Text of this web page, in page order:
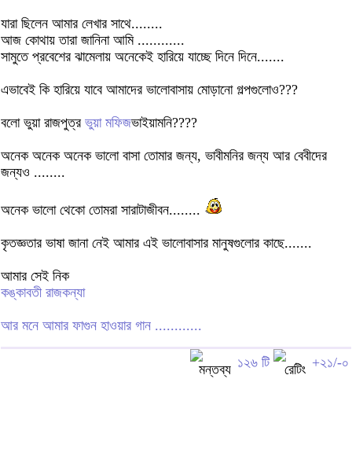
যারা ছিলেন আমার লেখার সাথে........
আজ কোথায় তারা জানিনা আমি ............
সামুতে প্রবেশের ঝামেলায় অনেকেই হারিয়ে যাচ্ছে দিনে দিনে.......
এভাবেই কি হারিয়ে যাবে আমাদের ভালোবাসায় মোড়ানো গল্পগুলোও???
বলো ভুয়া রাজপুত্র ভুয়া মফিজভাইয়ামনি????
অনেক অনেক অনেক ভালো বাসা তোমার জন্য, ভাবীমনির জন্য আর বেবীদের
জন্যও ........
অনেক ভালো থেকো তোমরা সারাটাজীবন........
কৃতজ্ঞতার ভাষা জানা নেই আমার এই ভালোবাসার মানুষগুলোর কাছে.......
আমার সেই নিক
কঙ্কাবতী রাজকন্যা
আর মনে আমার ফাগুন হাওয়ার গান ............
১২৬ টি +২১/-০